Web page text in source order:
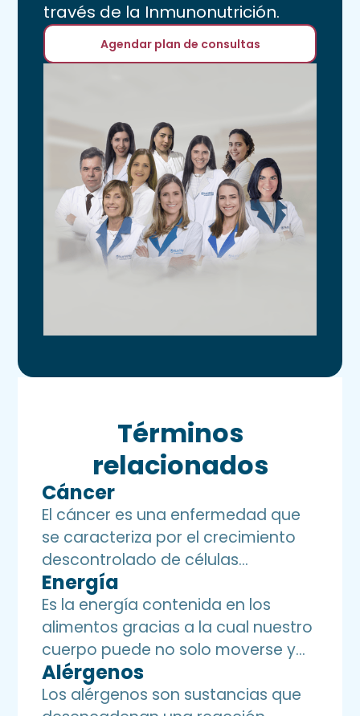
través de la Inmunonutrición.
Agendar plan de consultas
Términos
relacionados
Cáncer
El cáncer es una enfermedad que
se caracteriza por el crecimiento
descontrolado de células
anormales en cualquier parte del
cuerpo. Estas células anormales
pueden invadir y destruir tejidos y
órganos cercanos, y también
pueden propagarse a otras partes
del cuerpo a través del sistema
Energía
Es la energía contenida en los
alimentos gracias a la cual nuestro
cuerpo puede no solo moverse y
hacer actividad física, sino
también: respirar, hacer nuestros
Alérgenos
Los alérgenos son sustancias que